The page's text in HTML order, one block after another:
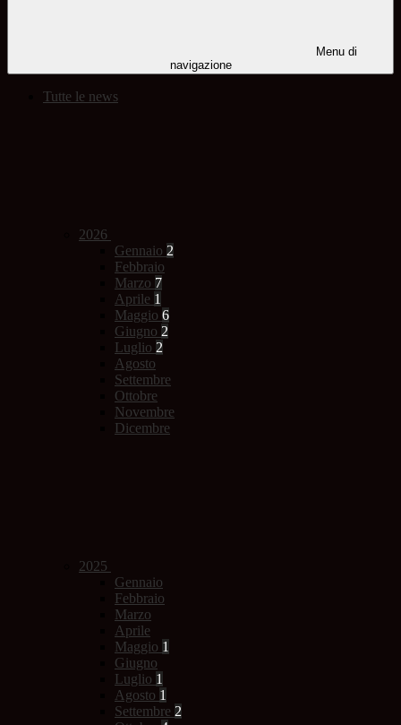
Menu di
navigazione
Tutte le news
2026
Gennaio 2
Febbraio
Marzo 7
Aprile 1
Maggio 6
Giugno 2
Luglio 2
Agosto
Settembre
Ottobre
Novembre
Dicembre
2025
Gennaio
Febbraio
Marzo
Aprile
Maggio 1
Giugno
Luglio 1
Agosto 1
Settembre 2